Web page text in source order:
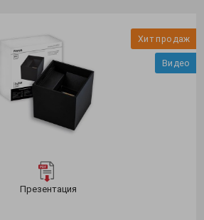
Хит продаж
Видео
Презентация